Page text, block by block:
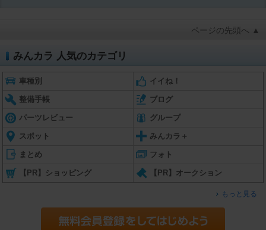
ページの先頭へ ▲
みんカラ 人気のカテゴリ
車種別 イイね！
整備手帳 ブログ
パーツレビュー グループ
スポット みんカラ＋
まとめ フォト
【PR】ショッピング 【PR】オークション
もっと見る